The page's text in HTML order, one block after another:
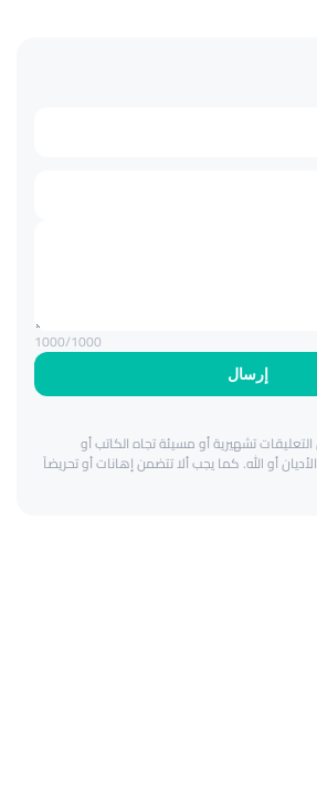
إرسال
1000/1000
تشهيرية أو مسيئة تجاه الكاتب أو
أو الله. كما يجب ألا تتضمن إهانات أو تحريضاً